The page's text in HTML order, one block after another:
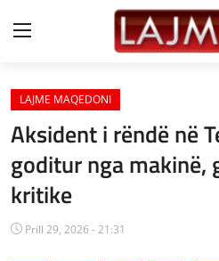
Shtëpi
LAJME MAQEDONI
SHQIPERI
KOSOVA
LAJME MAQEDONI
Aksident i rëndë në
goditur nga makinë,
kritike
Prill 29, 2026 - 21:31